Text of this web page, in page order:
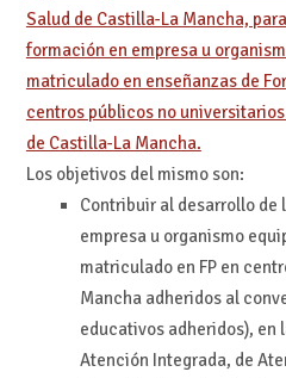
Salud de Castilla-La Mancha,
formación en empresa u
matriculado en enseñanzas de
centros públicos no
de Castilla-La Mancha.
Los objetivos del mismo son:
Contribuir al desarrollo de
empresa u organismo
matriculado en FP en
Mancha adheridos al
educativos adheridos), en
Atención Integrada, de